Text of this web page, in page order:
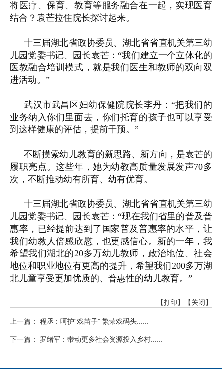
将医疗、保育、教育等服务融合在一起，实现医育
结合？袁芒拉住院长探讨起来。
十三届湖北省政协委员、湖北省省直机关第三幼
儿园党委书记、园长袁芒：“我们建立一个立体化的
医教融合培训模式，就是我们医生和教师的双向双
进活动。”
武汉市武昌区妇幼保健院院长李丹：“把我们的
业务纳入你们里面去，你们托育的孩子也可以享受
到这样健康的评估，提前干预。”
不断摸索幼儿教育的新思路、新方向，是袁芒的
履职亮点。这些年，她为幼教高质量发展发声70多
次，不断推动幼有所育、幼有优育。
十三届湖北省政协委员、湖北省省直机关第三幼
儿园党委书记、园长袁芒：“现在我们省里的普及普
惠率，已经提前达到了国家普及普惠率的水平，让
我们幼教人倍感欣慰，也更感信心。新的一年，我
希望我们湖北的20多万幼儿教师，政治地位、社会
地位和职业地位有更高的提升，希望我们200多万湖
北儿童享受更加优质的、普惠性的幼儿教育。”
【打印】 【关闭】
上一篇： 程丞：呵护“戏苗子” 繁荣戏码头......
下一篇： 罗绪军：带动更多社会资源投入乡村......